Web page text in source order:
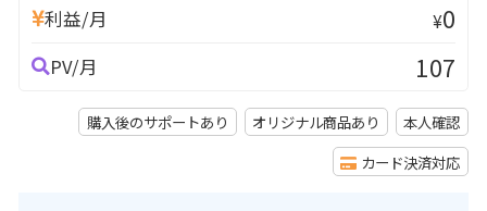
利益/月 ¥0
PV/月 107
購入後のサポートあり オリジナル商品あり
本人確認
カード決済対応